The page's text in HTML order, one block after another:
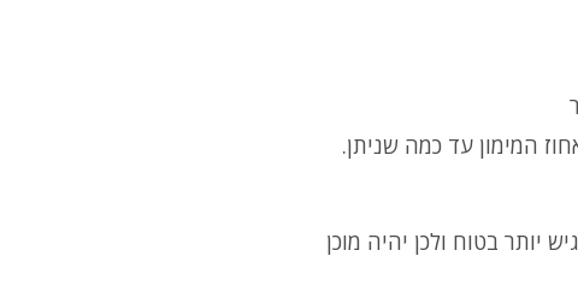
המימון עד כמה שניתן.
יותר בטוח ולכן יהיה מוכן